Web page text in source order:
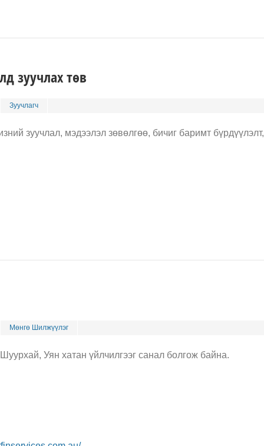
зуучлах төв
Зуучлагч
зуучлал, мэдээлэл зөвөлгөө, бичиг баримт бүрдүүлэлт,
Мөнгө Шилжүүлэг
Уян хатан үйлчилгээг санал болгож байна.